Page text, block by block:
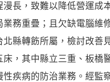
長，致難以降低營運成
務重疊；且欠缺電腦維
縣轉飭所屬，檢討改善
，其中縣立三重、板橋
疾病的防治業務。經監